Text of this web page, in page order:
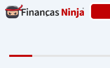
Skip
to